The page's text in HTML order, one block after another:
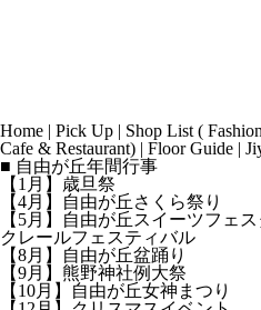
Home | Pick Up | Shop List (
Cafe & Restaurant) | Floor Guide |
■ 自由が丘年間行事
【1月】歳旦祭
【4月】自由が丘さくら祭り
【5月】自由が丘スイーツフェ
クレールフェスティバル
【8月】自由が丘盆踊り
【9月】熊野神社例大祭
【10月】自由が丘女神まつり